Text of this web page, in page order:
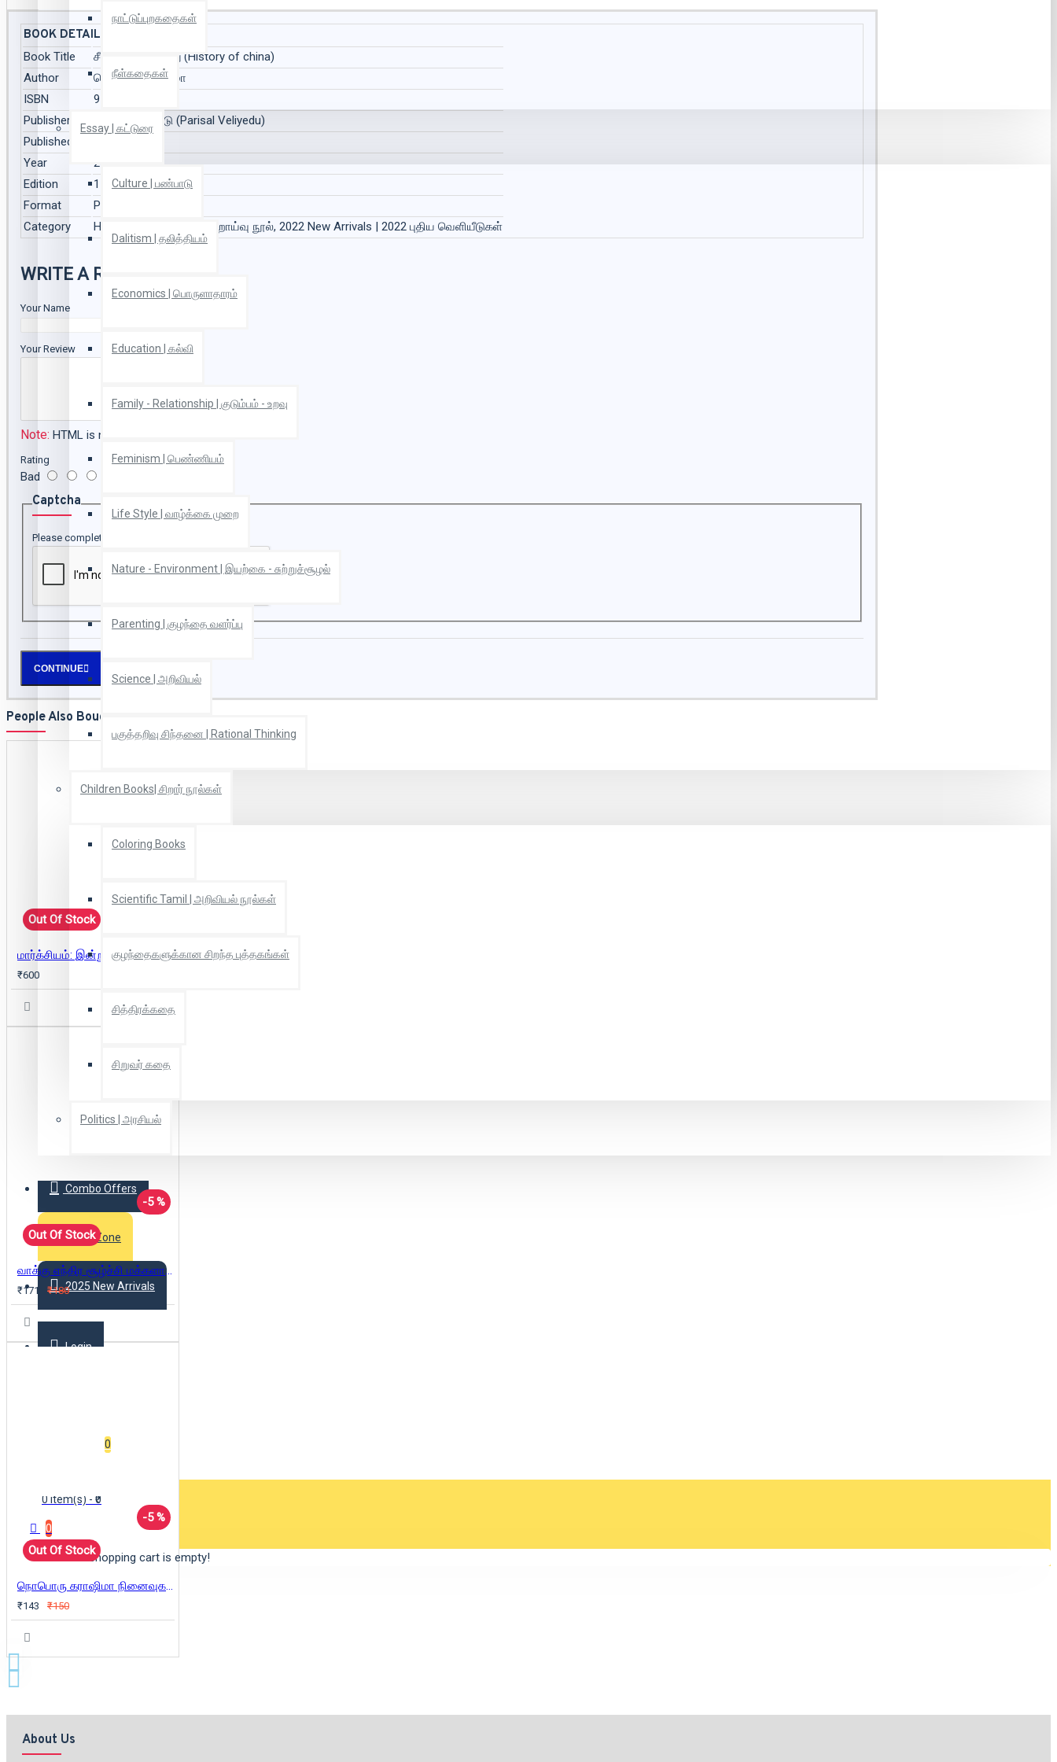
நாட்டுப்புறகதைகள்
நீள்கதைகள்
Essay | கட்டுரை
Culture | பண்பாடு
Dalitism | தலித்தியம்
Economics | பொருளாதாரம்
Education | கல்வி
Family - Relationship | குடும்பம் - உறவு
Feminism | பெண்ணியம்
Life Style | வாழ்க்கை முறை
Nature - Environment | இயற்கை - சுற்றுச்சூழல்
Parenting | குழந்தை வளர்ப்பு
Science | அறிவியல்
பகுத்தறிவு சிந்தனை | Rational Thinking
Children Books| சிறார் நூல்கள்
Coloring Books
Scientific Tamil | அறிவியல் நூல்கள்
குழந்தைகளுக்கான சிறந்த புத்தகங்கள்
சித்திரக்கதை
சிறுவர் கதை
Politics | அரசியல்
Combo Offers
Offer Zone
2025 New Arrivals
Login
0
0 item(s) - ₹0
0
Your shopping cart is empty!
BOOK DETAILS
Book Title
சீனாவின் வரலாறு (History of china)
Author
வெ சாமிநாத சர்மா
ISBN
9789391947057
Publisher
பரிசல் வெளியீடு (Parisal Veliyedu)
Published On
Year
2022
Edition
1
Format
Paper Back
Category
History | வரலாறு, வரலாற்றாய்வு நூல், 2022 New Arrivals | 2022 புதிய வெளியீடுகள்
WRITE A REVIEW
Your Name
Your Review
Note: HTML is not translated!
Rating
Bad
Captcha
Please complete the captcha validation below
CONTINUE
People Also Bought
Out Of Stock
மார்க்சியம்: இன்றும் என்றும்
₹600
-5 %
Out Of Stock
வாக்கு எந்திர சூழ்ச்சி மக்களாட்சியின் வீழ்ச்சி
₹171 ₹180
-5 %
Out Of Stock
நொபொரு கராஷிமா நினைவுகளும் ஆய்வுகளும்
₹143 ₹150
About Us